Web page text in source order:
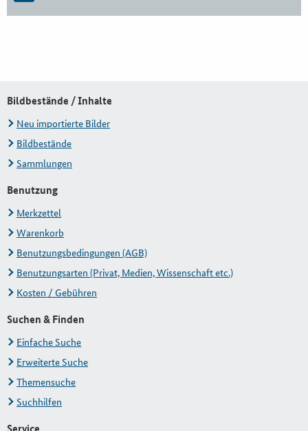
Bildbestände / Inhalte
Neu importierte Bilder
Bildbestände
Sammlungen
Benutzung
Merkzettel
Warenkorb
Benutzungsbedingungen (AGB)
Benutzungsarten (Privat, Medien, Wissenschaft etc.)
Kosten / Gebühren
Suchen & Finden
Einfache Suche
Erweiterte Suche
Themensuche
Suchhilfen